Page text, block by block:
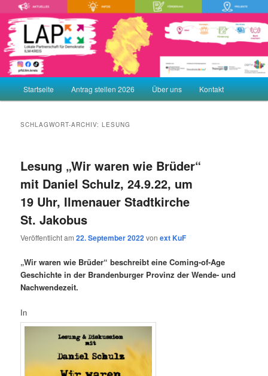
primären
Inhalt
springen
sekundären
Inhalt
springenLAP – Lokale Partnerschaft für
Demokratie ILM-KREIS
Demokratie leben! Aktiv gegen Rechtsextremismus, Gewalt und
Menschenfeindlichkeit
HauptmenüStartseite Antrag stellen 2026 Über uns Kontakt
SCHLAGWORT-ARCHIV:LESUNG
Lesung „Wir waren wie Brüder“
mit Daniel Schulz, 24.9.22, um
19 Uhr, Ilmenauer Stadtkirche
St. Jakobus
Veröffentlicht am22. September 2022vonext KuF
„Wir waren wie Brüder“ beschreibt eine Coming-of-Age
Geschichte in der Brandenburger Provinz der Wende- und
Nachwendezeit.
In